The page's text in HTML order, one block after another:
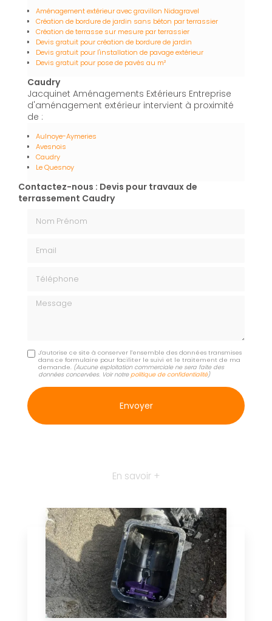
Aménagement extérieur avec gravillon Nidagravel
Création de bordure de jardin sans béton par terrassier
Création de terrasse sur mesure par terrassier
Devis gratuit pour création de bordure de jardin
Devis gratuit pour l'installation de pavage extérieur
Devis gratuit pour pose de pavés au m²
Caudry
Jacquinet Aménagements Extérieurs Entreprise
d'aménagement extérieur intervient à proximité
de :
Aulnoye-Aymeries
Avesnois
Caudry
Le Quesnoy
Contactez-nous : Devis pour travaux de
terrassement Caudry
Message
J'autorise ce site à conserver l'ensemble des données transmises
dans ce formulaire pour faciliter le suivi et le traitement de ma
demande. (Aucune exploitation commerciale ne sera faite des
données concervées. Voir notrepolitique de confidentialité)
En savoir +